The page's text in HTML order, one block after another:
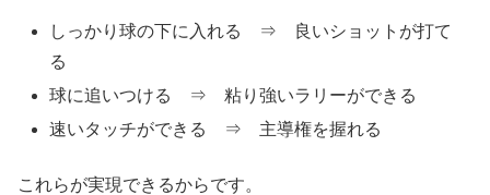
しっかり球の下に入れる ⇒ 良いショットが打て
る
球に追いつける ⇒ 粘り強いラリーができる
速いタッチができる ⇒ 主導権を握れる
これらが実現できるからです。